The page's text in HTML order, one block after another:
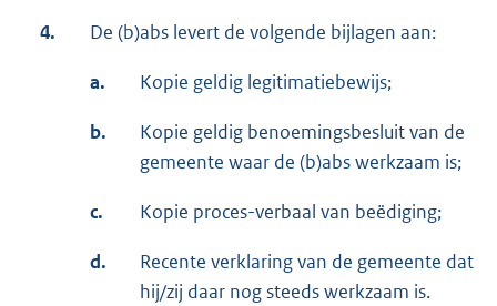
4. De (b)abs levert de volgende bijlagen aan:
a. Kopie geldig legitimatiebewijs;
b.
Kopie geldig benoemingsbesluit van de
gemeente waar de (b)abs werkzaam is;
c. Kopie proces-verbaal van beëdiging;
d.
Recente verklaring van de gemeente dat
hij/zij daar nog steeds werkzaam is.